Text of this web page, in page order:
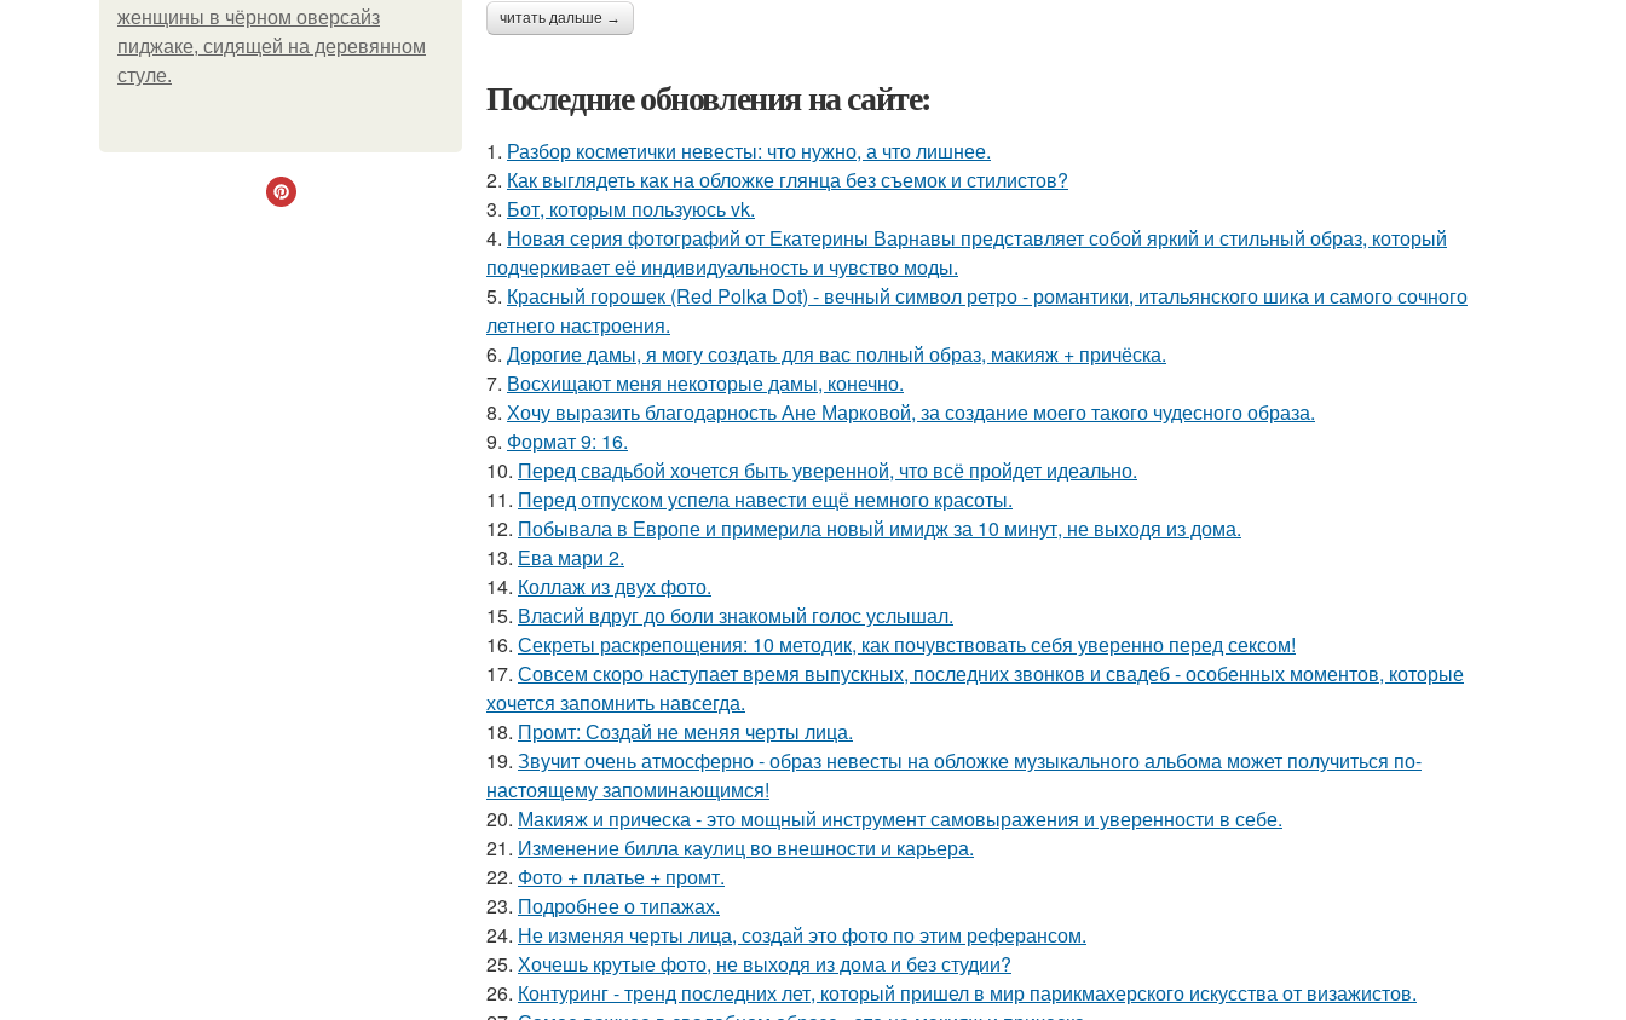
женщины в чёрном оверсайз
пиджаке, сидящей на деревянном
стуле.
читать дальше →
Последние обновления на сайте:
1. Разбор косметички невесты: что нужно, а что лишнее.
2. Как выглядеть как на обложке глянца без съемок и стилистов?
3. Бот, которым пользуюсь vk.
4. Новая серия фотографий от Екатерины Варнавы представляет собой яркий и стильный образ, который
подчеркивает её индивидуальность и чувство моды.
5. Красный горошек (Red Polka Dot) - вечный символ ретро - романтики, итальянского шика и самого сочного
летнего настроения.
6. Дорогие дамы, я могу создать для вас полный образ, макияж + причёска.
7. Восхищают меня некоторые дамы, конечно.
8. Хочу выразить благодарность Ане Марковой, за создание моего такого чудесного образа.
9. Формат 9: 16.
10. Перед свадьбой хочется быть уверенной, что всё пройдет идеально.
11. Перед отпуском успела навести ещё немного красоты.
12. Побывала в Европе и примерила новый имидж за 10 минут, не выходя из дома.
13. Ева мари 2.
14. Коллаж из двух фото.
15. Власий вдруг до боли знакомый голос услышал.
16. Секреты раскрепощения: 10 методик, как почувствовать себя уверенно перед сексом!
17. Совсем скоро наступает время выпускных, последних звонков и свадеб - особенных моментов, которые
хочется запомнить навсегда.
18. Промт: Создай не меняя черты лица.
19. Звучит очень атмосферно - образ невесты на обложке музыкального альбома может получиться по-
настоящему запоминающимся!
20. Макияж и прическа - это мощный инструмент самовыражения и уверенности в себе.
21. Изменение билла каулиц во внешности и карьера.
22. Фото + платье + промт.
23. Подробнее о типажах.
24. Не изменяя черты лица, создай это фото по этим реферансом.
25. Хочешь крутые фото, не выходя из дома и без студии?
26. Контуринг - тренд последних лет, который пришел в мир парикмахерского искусства от визажистов.